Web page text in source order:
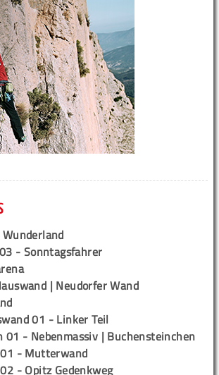
- Sonntagsfahrer
| Neudorfer Wand
01 - Linker Teil
01 - Nebenmassiv | Buchensteinchen
- Mutterwand
- Opitz Gedenkweg